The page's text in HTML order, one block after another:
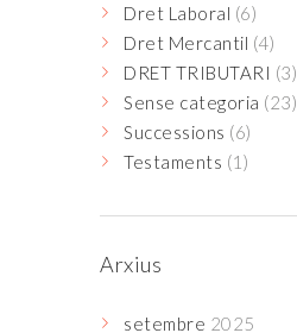
Dret Laboral (6)
Dret Mercantil (4)
DRET TRIBUTARI (3)
Sense categoria (23)
Successions (6)
Testaments (1)
Arxius
setembre 2025